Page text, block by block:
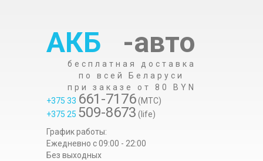
АКБ -авто
бесплатная доставка
по всей Беларуси
при заказе от 80 BYN
+375 33 661-7176(МТС)
+375 25 509-8673 (life)
График работы:
Ежедневно c 09:00 - 22:00
Без выходных